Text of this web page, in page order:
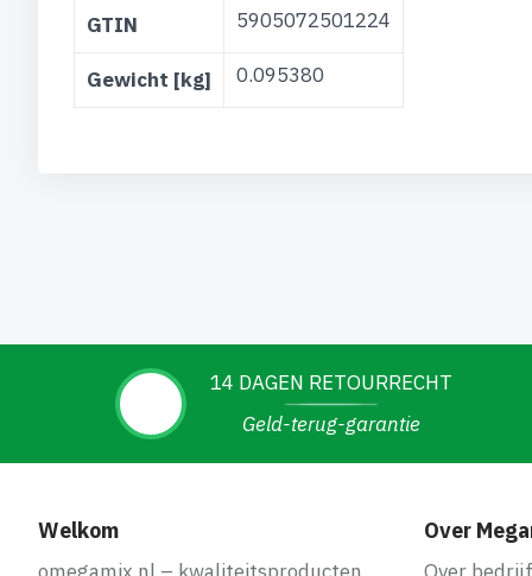
GTIN 5905072501224
Gewicht [kg] 0.095380
14 DAGEN RETOURRECHT
Geld-terug-garantie
Welkom Over